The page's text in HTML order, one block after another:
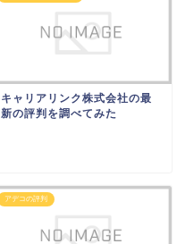
キャリアリンク株式会社の最
新の評判を調べてみた
アデコの評判